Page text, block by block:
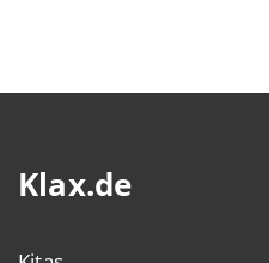
Klax.de